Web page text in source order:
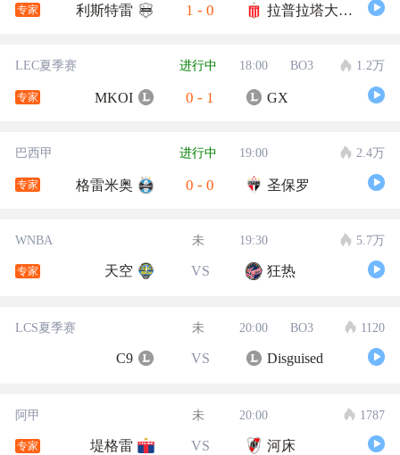
专家 利斯特雷 1 - 0 拉普拉塔大学生
LEC夏季赛 进行中 18:00 BO3 1.2万
专家 MKOI 0 - 1 GX
巴西甲 进行中 19:00 2.4万
专家 格雷米奥 0 - 0 圣保罗
WNBA 未 19:30 5.7万
专家 天空 VS 狂热
LCS夏季赛 未 20:00 BO3 1120
C9 VS Disguised
阿甲 未 20:00 1787
专家 堤格雷 VS 河床